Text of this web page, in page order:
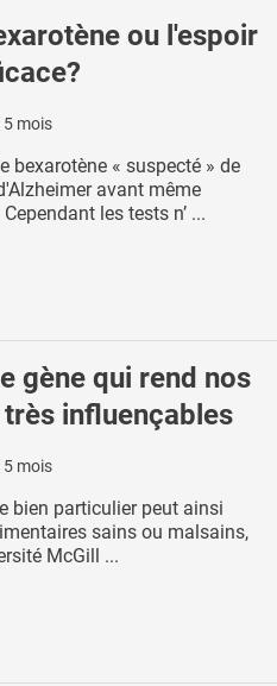
ou l'espoir
5 mois
bexarotène « suspecté » de
avant même
les tests n’ ...
gène qui rend nos
influençables
5 mois
bien particulier peut ainsi
sains ou malsains,
McGill ...